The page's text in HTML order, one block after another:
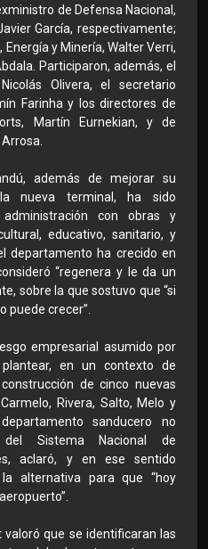
de Defensa Nacional,
García, respectivamente;
y Minería, Walter Verri,
Participaron, además, el
Olivera, el secretario
Farinha y los directores de
Martín Eurnekian, y de
además de mejorar su
nueva terminal, ha sido
con obras y
educativo, sanitario, y
departamento ha crecido en
“regenera y le da un
sobre la que sostuvo que “si
puede crecer”.
empresarial asumido por
en un contexto de
de cinco nuevas
Rivera, Salto, Melo y
sanducero no
Sistema Nacional de
aclaró, y en ese sentido
alternativa para que “hoy
valoró que se identificaran las